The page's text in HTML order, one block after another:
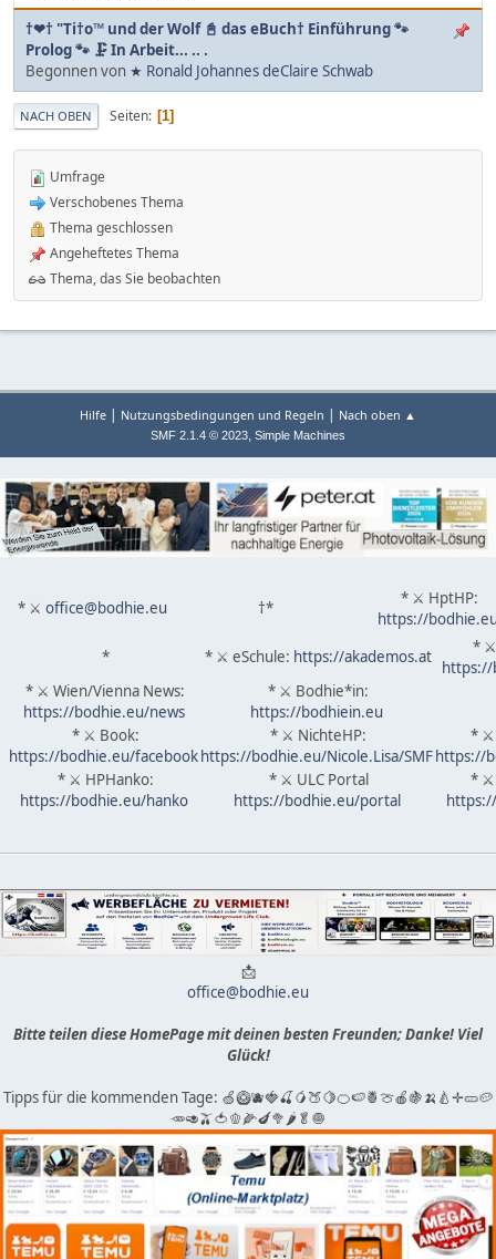
†❤† "Ti†o™ und der Wolf 📓 das eBuch† Einführung 🐾
Prolog 🐾 🗜 In Arbeit... .. .
Begonnen von ★ Ronald Johannes deClaire Schwab
NACH OBEN Seiten 1
Umfrage
Verschobenes Thema
Thema geschlossen
Angeheftetes Thema
Thema, das Sie beobachten
Hilfe Nutzungsbedingungen und Regeln Nach oben ▲
SMF 2.1.4 © 2023, Simple Machines
* ⚔ office@bodhie.eu †*
* ⚔ HptHP:
https://
*
* ⚔ eSchule: https://akademos.at
* ⚔
* ⚔ Wien/Vienna News:
https://bodhie.eu/news
* ⚔ Bodhie*in:
https://bodhiein.eu
* ⚔ Book:
https://bodhie.eu/facebook
* ⚔ NichteHP:
https://bodhie.eu/Nicole.Lisa/SMF
* ⚔
https://
* ⚔ HPHanko:
https://bodhie.eu/hanko
* ⚔ ULC Portal
https://bodhie.eu/portal
* ⚔
📩
office@bodhie.eu
Bitte teilen diese HomePage mit deinen besten Freunden; Danke! Viel
Glück!
Tipps für die kommenden Tage: 🍏🥝🫐🍓🍒🥭🍑🍋🍊🍉🍍🍈🍎🍇🍌🍐✛🥒🥔
🥕🥑🫒🍅🫑🌽🍆🥦🌶🥬🧅